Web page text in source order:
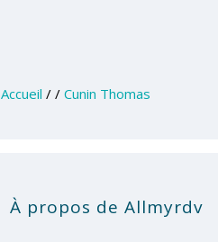
Accueil / / Cunin Thomas
À propos de Allmyrdv